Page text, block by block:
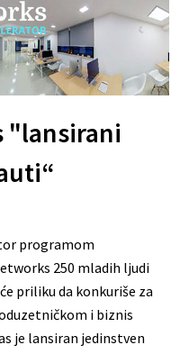
"lansirani
programom
250 mladih ljudi
priliku da konkuriše za
i biznis
je lansiran jedinstven